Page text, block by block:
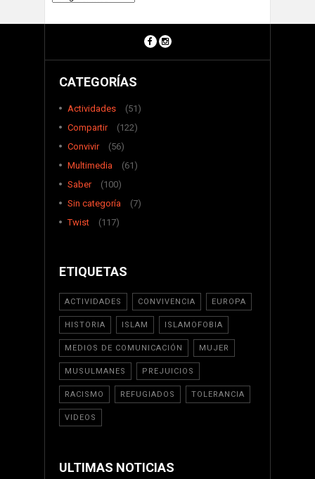
CATEGORÍAS
Actividades
(51)
Compartir
(122)
Convivir
(56)
Multimedia
(61)
Saber
(100)
Sin categoría
(7)
Twist
(117)
ETIQUETAS
ACTIVIDADES CONVIVENCIA EUROPA
HISTORIA ISLAM ISLAMOFOBIA
MEDIOS DE COMUNICACIÓN MUJER
MUSULMANES PREJUICIOS
RACISMO REFUGIADOS TOLERANCIA
VIDEOS
ULTIMAS NOTICIAS